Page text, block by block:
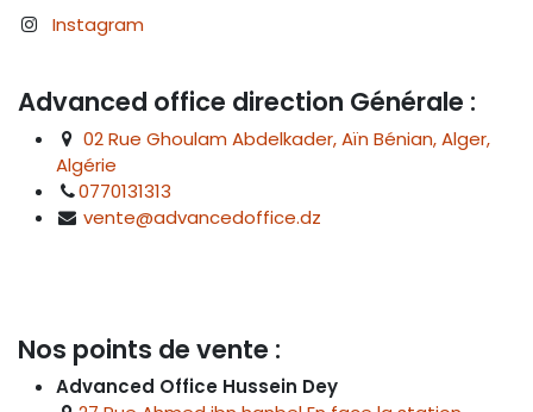
Instagram
Advanced office direction Générale :
02 Rue Ghoulam Abdelkader, Aïn Bénian, Alger,
Algérie
0770131313
vente@advancedoffice.dz
Nos points de vente :
Advanced Office Hussein Dey